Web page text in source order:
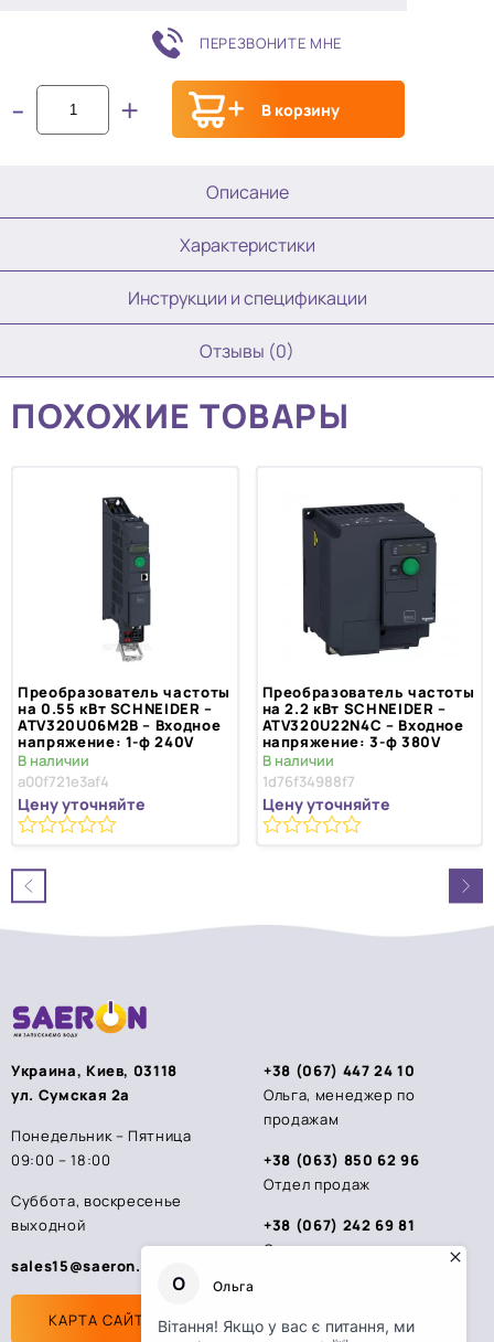
ПЕРЕЗВОНИТЕ МНЕ
- + В корзину
Описание
Характеристики
Инструкции и спецификации
Отзывы (0)
ПОХОЖИЕ ТОВАРЫ
Преобразователь частоты
на 0.55 кВт SCHNEIDER –
ATV320U06M2B – Входное
напряжение: 1-ф 240V
В наличии
a00f721e3af4
Цену уточняйте
из
5
Преобразователь частоты
на 2.2 кВт SCHNEIDER –
ATV320U22N4C – Входное
напряжение: 3-ф 380V
В наличии
1d76f34988f7
Цену уточняйте
Украина, Киев, 03118
ул. Сумская 2а
Понедельник – Пятница
09:00 – 18:00
Суббота, воскресенье
выходной
sales15@saeron.ua
КАРТА САЙТА
+38 (067) 447 24 10
Ольга, менеджер по
продажам
+38 (063) 850 62 96
Отдел продаж
+38 (067) 242 69 81
Стас, менеджер по